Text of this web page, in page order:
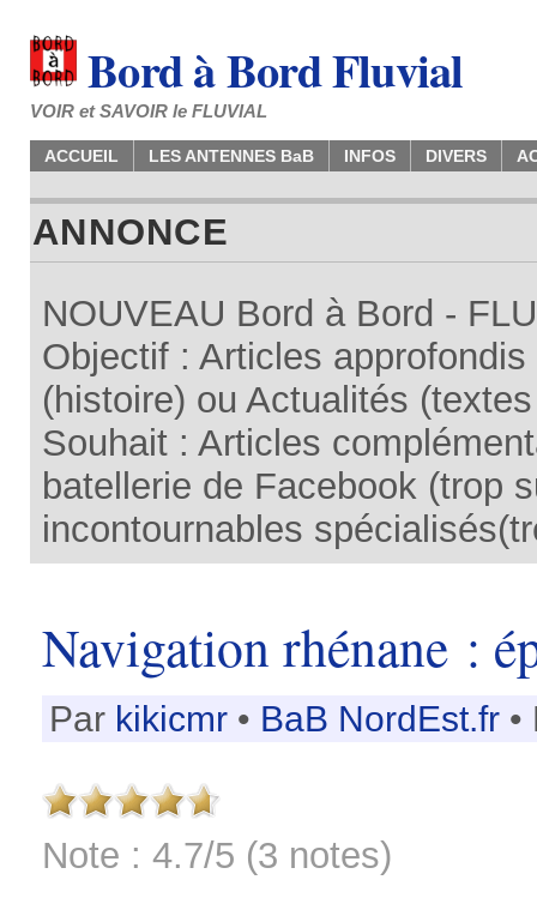
Bord à Bord Fluvial
VOIR et SAVOIR le FLUVIAL
ACCUEIL LES ANTENNES BaB INFOS DIVERS
ANNONCE
NOUVEAU Bord à Bord -
Objectif : Articles
(histoire) ou Actualités
Souhait : Articles
batellerie de Facebook (trop
incontournables
Navigation rhénane :
Par kikicmr • BaB NordEst.fr
Note : 4.7/5 (3 notes)